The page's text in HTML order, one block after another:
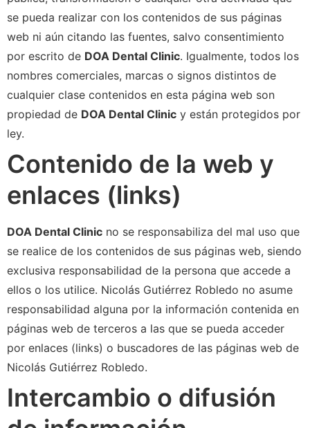
se pueda realizar con los contenidos de sus páginas
web ni aún citando las fuentes, salvo consentimiento
por escrito de DOA Dental Clinic. Igualmente, todos los
nombres comerciales, marcas o signos distintos de
cualquier clase contenidos en esta página web son
propiedad de DOA Dental Clinic y están protegidos por
ley.
Contenido de la web y
enlaces (links)
DOA Dental Clinic no se responsabiliza del mal uso que
se realice de los contenidos de sus páginas web, siendo
exclusiva responsabilidad de la persona que accede a
ellos o los utilice. Nicolás Gutiérrez Robledo no asume
responsabilidad alguna por la información contenida en
páginas web de terceros a las que se pueda acceder
por enlaces (links) o buscadores de las páginas web de
Nicolás Gutiérrez Robledo.
Intercambio o difusión